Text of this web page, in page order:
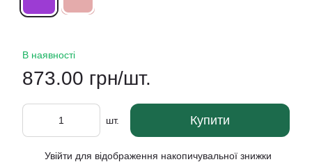
В наявності
873.00 грн/шт.
шт. Купити
Увійти для відображення накопичувальної знижки